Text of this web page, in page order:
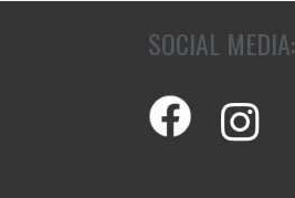
SOCIAL MEDIA: